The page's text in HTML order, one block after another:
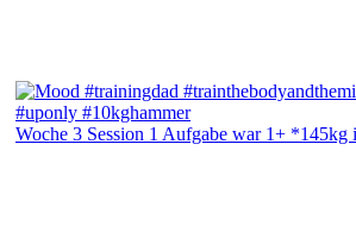
Woche 3 Session 1 Aufgabe war 1+ *145kg